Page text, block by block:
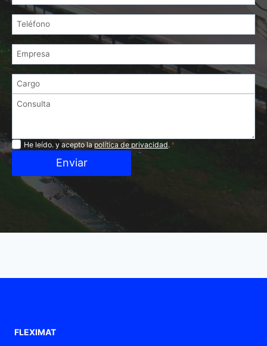
Privacidad
He leído. y acepto lapolítica de privacidad. *
Enviar
FLEXIMAT